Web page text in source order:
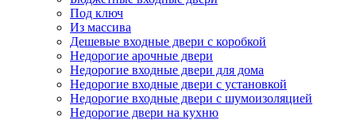
Под ключ
Из массива
Дешевые входные двери с коробкой
Недорогие арочные двери
Недорогие входные двери для дома
Недорогие входные двери с установкой
Недорогие входные двери с шумоизоляцией
Недорогие двери на кухню